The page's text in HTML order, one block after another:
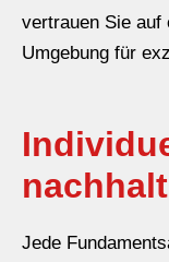
vertrauen Sie auf
Umgebung für
Jede